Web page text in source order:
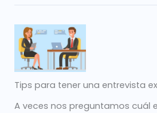
Tips para tener una entrevista
A veces nos preguntamos cuál